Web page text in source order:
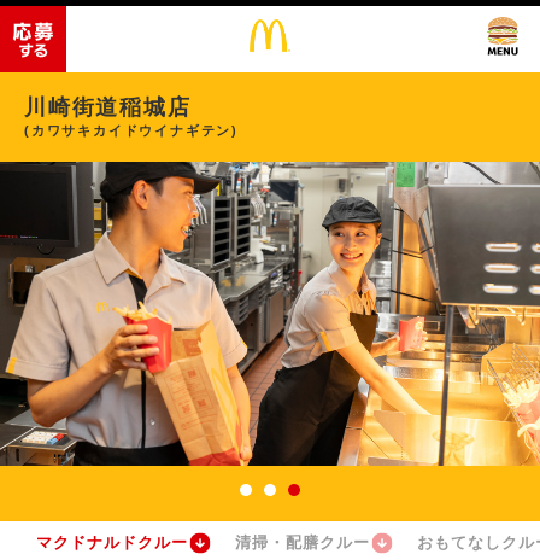
川崎街道稲城店
(カワサキカイドウイナギテン)
マクドナルドクルー 清掃・配膳クルー おもてなしクル